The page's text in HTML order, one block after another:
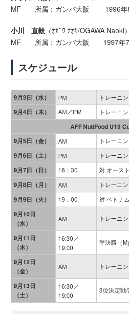
MF 所属：ガンバ大阪 1996年8
小川 直毅 （ｵｶﾞﾜ ﾅｵｷ/OGAWA Naoki）
MF 所属：ガンバ大阪 1997年7
スケジュール
9月3日（水） PM トレーニ
9月4日（木） AM／PM トレーニ
AFF NutiFood U19
9月5日（金）
AM トレーニ
9月6日（土） PM トレーニ
9月7日（日） 16：30 対 オース
9月8日（月） AM トレーニ
9月9日（火） 19：00 対 ベトナ
9月10日
（水）
AM トレーニ
9月11日
（木）
16:30／
19:00
準決勝（
9月12日
（金）
AM トレーニ
9月13日
（土）
16:30／
19:00
3位決定戦/